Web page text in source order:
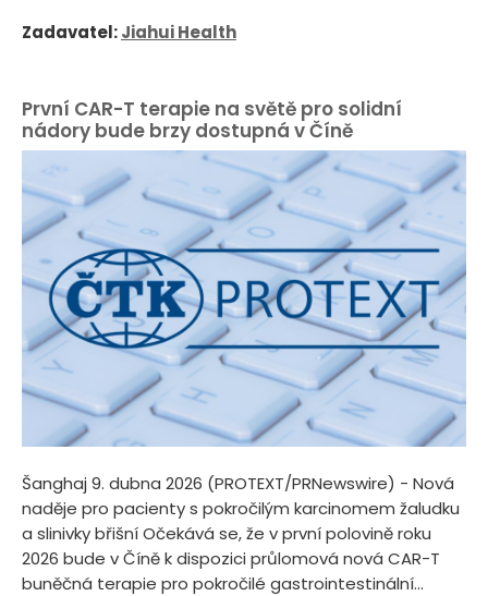
Zadavatel:Jiahui Health
První CAR-T terapie na světě pro solidní
nádory bude brzy dostupná v Číně
Šanghaj 9. dubna 2026 (PROTEXT/PRNewswire) - Nová
naděje pro pacienty s pokročilým karcinomem žaludku
a slinivky břišní Očekává se, že v první polovině roku
2026 bude v Číně k dispozici průlomová nová CAR-T
buněčná terapie pro pokročilé gastrointestinální...